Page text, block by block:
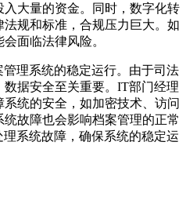
大量的资金。同时，数字化转
规和标准，合规压力巨大。如
面临法律风险。
理系统的稳定运行。由于司法
据安全至关重要。IT部门经理
统的安全，如加密技术、访问
故障也会影响档案管理的正常
系统故障，确保系统的稳定运